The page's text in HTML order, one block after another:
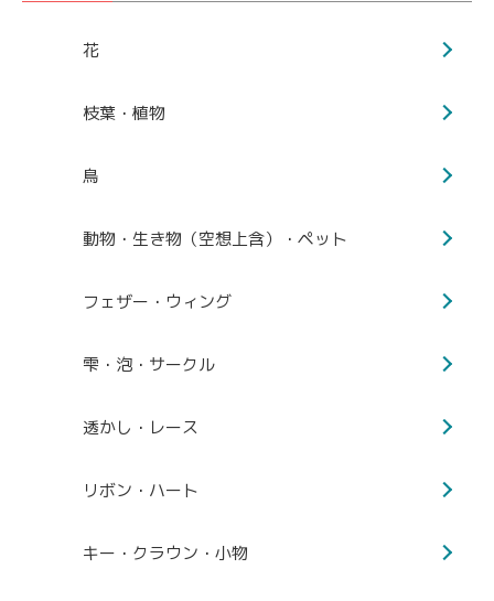
花
枝葉・植物
鳥
動物・生き物（空想上含）・ペット
フェザー・ウィング
雫・泡・サークル
透かし・レース
リボン・ハート
キー・クラウン・小物